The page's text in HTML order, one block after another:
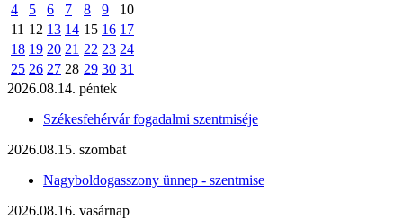
4
5 6 7 8 9
10
11 12 13 14 15 16 17
18 19 20 21 22 23 24
25 26 27 28 29 30 31
2026.08.14. péntek
Székesfehérvár fogadalmi szentmiséje
2026.08.15. szombat
Nagyboldogasszony ünnep - szentmise
2026.08.16. vasárnap